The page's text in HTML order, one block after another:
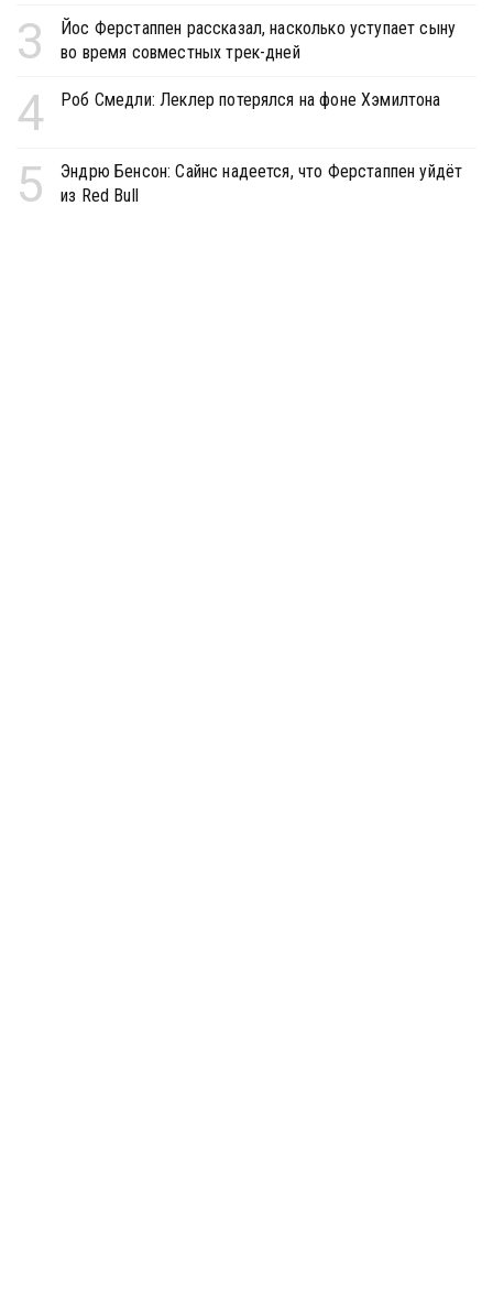
3
Йос Ферстаппен рассказал, насколько уступает сыну
во время совместных трек-дней
4 Роб Смедли: Леклер потерялся на фоне Хэмилтона
5
Эндрю Бенсон: Сайнс надеется, что Ферстаппен уйдёт
из Red Bull